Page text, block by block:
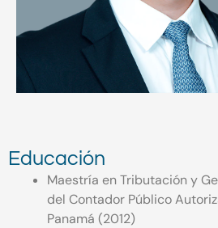
Educación
Maestría en Tributación y
del Contador Público
Panamá (2012)